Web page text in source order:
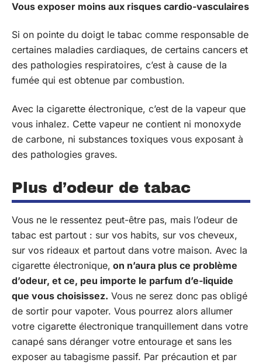
Vous exposer moins aux risques cardio-vasculaires
Si on pointe du doigt le tabac comme responsable de
certaines maladies cardiaques, de certains cancers et
des pathologies respiratoires, c’est à cause de la
fumée qui est obtenue par combustion.
Avec la cigarette électronique, c’est de la vapeur que
vous inhalez. Cette vapeur ne contient ni monoxyde
de carbone, ni substances toxiques vous exposant à
des pathologies graves.
Plus d’odeur de tabac
Vous ne le ressentez peut-être pas, mais l’odeur de
tabac est partout : sur vos habits, sur vos cheveux,
sur vos rideaux et partout dans votre maison. Avec la
cigarette électronique, on n’aura plus ce problème
d’odeur, et ce, peu importe le parfum d’e-liquide
que vous choisissez. Vous ne serez donc pas obligé
de sortir pour vapoter. Vous pourrez alors allumer
votre cigarette électronique tranquillement dans votre
canapé sans déranger votre entourage et sans les
exposer au tabagisme passif. Par précaution et par